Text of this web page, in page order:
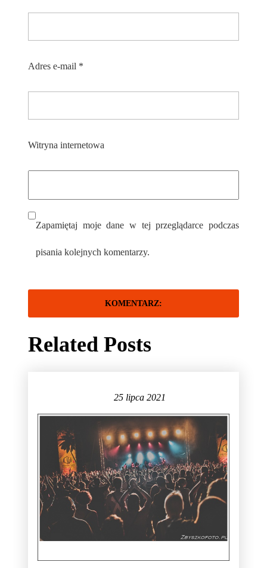
Adres e-mail *
Witryna internetowa
Zapamiętaj moje dane w tej przeglądarce podczas
pisania kolejnych komentarzy.
Related Posts
25 lipca 2021